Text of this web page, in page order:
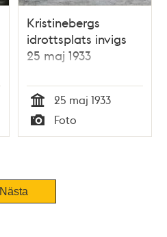
Kristinebergs
idrottsplats invigs
25 maj 1933
Tid
25 maj 1933
Typ
Foto
Nästa